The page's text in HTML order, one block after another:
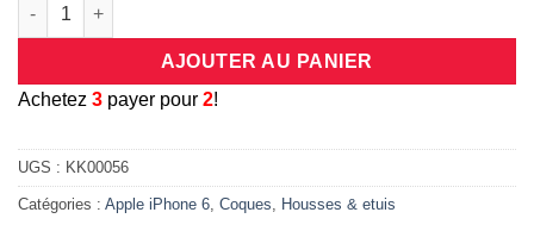
AJOUTER AU PANIER
Achetez 3 payer pour 2!
UGS : KK00056
Catégories : Apple iPhone 6 Coques Housses & etuis